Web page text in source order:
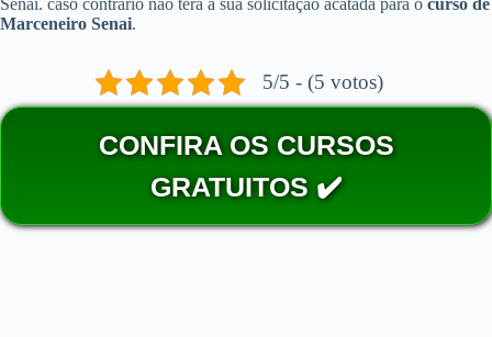
Marceneiro Senai.
5/5 - (5 votos)
CONFIRA OS CURSOS
GRATUITOS ✔️